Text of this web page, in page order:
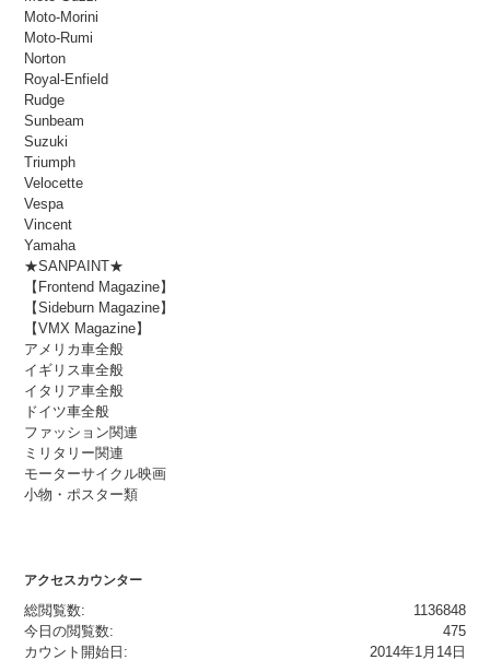
Moto-Morini
Moto-Rumi
Norton
Royal-Enfield
Rudge
Sunbeam
Suzuki
Triumph
Velocette
Vespa
Vincent
Yamaha
★SANPAINT★
【Frontend Magazine】
【Sideburn Magazine】
【VMX Magazine】
アメリカ車全般
イギリス車全般
イタリア車全般
ドイツ車全般
ファッション関連
ミリタリー関連
モーターサイクル映画
小物・ポスター類
アクセスカウンター
1136848
総閲覧数:
475
今日の閲覧数:
2014年1月14日
カウント開始日: